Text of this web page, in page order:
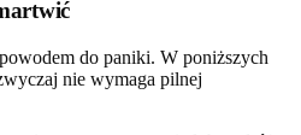
do paniki. W poniższych
nie wymaga pilnej